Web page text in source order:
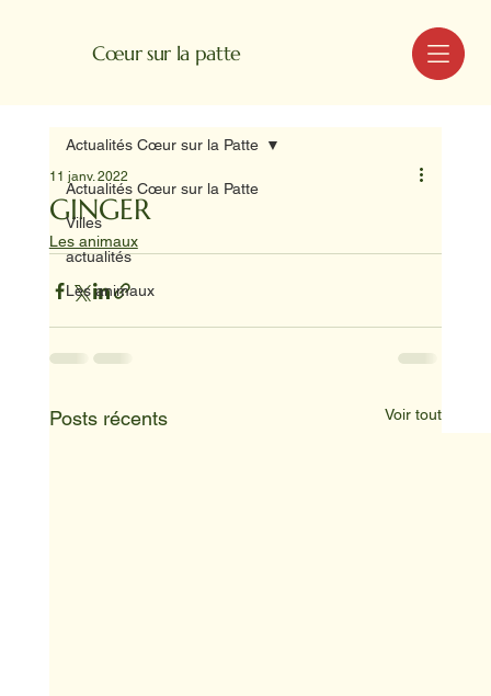
Cœur sur la patte MENU
Actualités Cœur sur la Patte
Villes
actualités
Les animaux
Actualités Cœur sur la Patte
GINGER
11 janv. 2022
Les animaux
Posts récents Voir tout